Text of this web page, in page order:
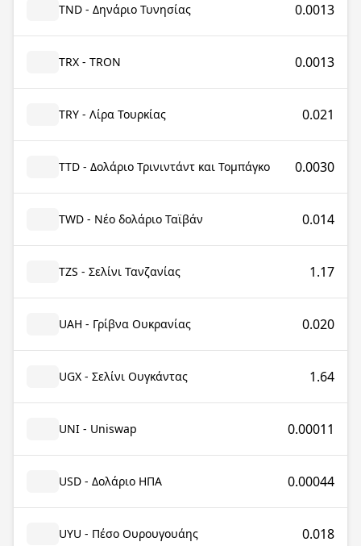
TND - Δηνάριο Τυνησίας 0.0013
TRX - TRON 0.0013
TRY - Λίρα Τουρκίας 0.021
TTD - Δολάριο Τρινιντάντ και Τομπάγκο 0.0030
TWD - Νέο δολάριο Ταϊβάν 0.014
TZS - Σελίνι Τανζανίας 1.17
UAH - Γρίβνα Ουκρανίας 0.020
UGX - Σελίνι Ουγκάντας 1.64
UNI - Uniswap 0.00011
USD - Δολάριο ΗΠΑ 0.00044
UYU - Πέσο Ουρουγουάης 0.018